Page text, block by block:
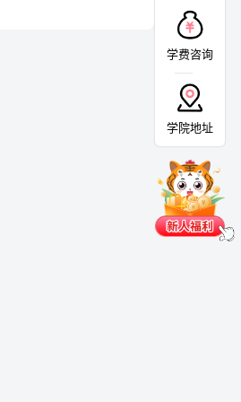
学费咨询
学院地址